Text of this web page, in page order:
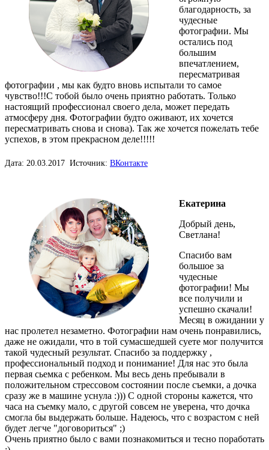
благодарность, за
чудесные
фотографии. Мы
остались под
большим
впечатлением,
пересматривая
фотографии , мы как будто вновь испытали то самое
чувство!!!С тобой было очень приятно работать. Только
настоящий профессионал своего дела, может передать
атмосферу дня. Фотографии будто оживают, их хочется
пересматривать снова и снова). Так же хочется пожелать тебе
успехов, в этом прекрасном деле!!!!!
Дата: 20.03.2017 Источник: ВКонтакте
Екатерина
Добрый день,
Светлана!
Спасибо вам
большое за
чудесные
фотографии! Мы
все получили и
успешно скачали!
Месяц в ожидании у
нас пролетел незаметно. Фотографии нам очень понравились,
даже не ожидали, что в той сумасшедшей суете мог получится
такой чудесный результат. Спасибо за поддержку ,
профессиональный подход и понимание! Для нас это была
первая сьемка с ребенком. Мы весь день пребывали в
положительном стрессовом состоянии после съемки, а дочка
сразу же в машине уснула :))) С одной стороны кажется, что
часа на съемку мало, с другой совсем не уверена, что дочка
смогла бы выдержать больше. Надеюсь, что с возрастом с ней
будет легче "договориться" ;)
Очень приятно было с вами познакомиться и тесно поработать